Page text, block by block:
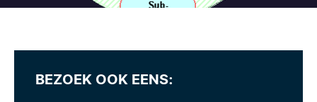
BEZOEK OOK EENS: